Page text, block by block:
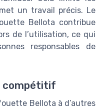
un travail précis. Le
Bellota contribue
de l’utilisation, ce qui
responsables de
compétitif
Bellota à d’autres